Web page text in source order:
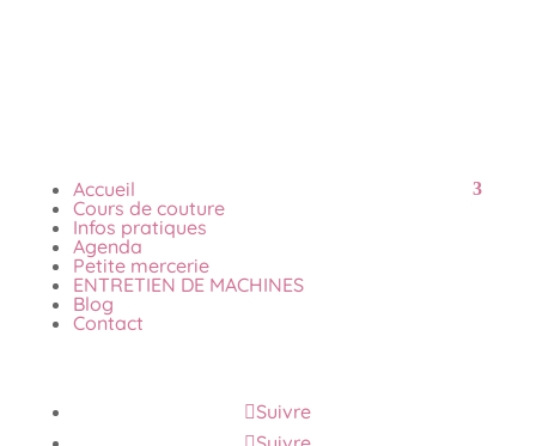
Accueil
Cours de couture
Infos pratiques
Agenda
Petite mercerie
ENTRETIEN DE MACHINES
Blog
Contact
Suivre